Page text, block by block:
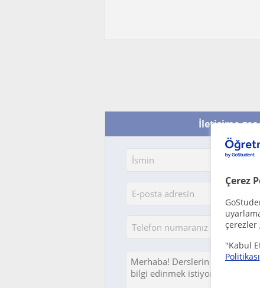
Çerez
"Kabul
Politikası
İletişime geç